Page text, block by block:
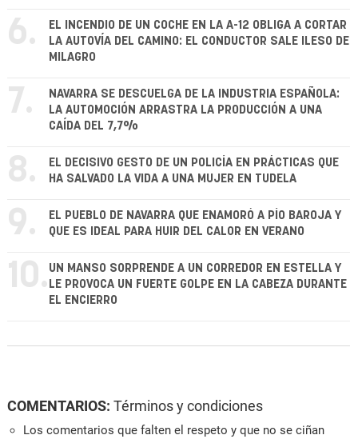
6.
EL INCENDIO DE UN COCHE EN LA A-12 OBLIGA A CORTAR
LA AUTOVÍA DEL CAMINO: EL CONDUCTOR SALE ILESO DE
MILAGRO
7.
NAVARRA SE DESCUELGA DE LA INDUSTRIA ESPAÑOLA:
LA AUTOMOCIÓN ARRASTRA LA PRODUCCIÓN A UNA
CAÍDA DEL 7,7%
8.
EL DECISIVO GESTO DE UN POLICÍA EN PRÁCTICAS QUE
HA SALVADO LA VIDA A UNA MUJER EN TUDELA
9.
EL PUEBLO DE NAVARRA QUE ENAMORÓ A PÍO BAROJA Y
QUE ES IDEAL PARA HUIR DEL CALOR EN VERANO
10. UN MANSO SORPRENDE A UN CORREDOR EN ESTELLA Y
LE PROVOCA UN FUERTE GOLPE EN LA CABEZA DURANTE
EL ENCIERRO
COMENTARIOS: Términos y condiciones
Los comentarios que falten el respeto y que no se ciñan